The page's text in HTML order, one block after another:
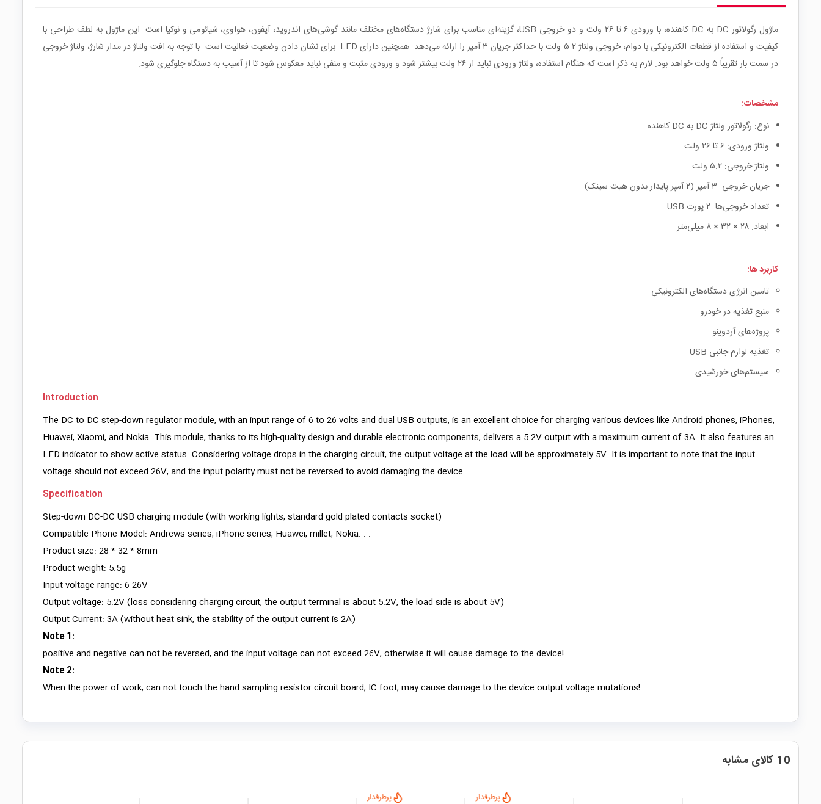
ماژول رگولاتور DC به DC کاهنده، با ورودی ۶ تا ۲۶ ولت و دو خروجی USB، گزینه‌ای مناسب برای شارژ دستگاه‌های مختلف مانند گوشی‌های اندروید، آیفون، هواوی، شیائومی و نوکیا است. این ماژول به لطف طراحی با
کیفیت و استفاده از قطعات الکترونیکی با دوام، خروجی ولتاژ ۵.۲ ولت با حداکثر جریان ۳ آمپر را ارائه می‌دهد. همچنین دارای LED برای نشان دادن وضعیت فعالیت است. با توجه به افت ولتاژ در مدار شارژ، ولتاژ خروجی
در سمت بار تقریباً ۵ ولت خواهد بود. لازم به ذکر است که هنگام استفاده، ولتاژ ورودی نباید از ۲۶ ولت بیشتر شود و ورودی مثبت و منفی نباید معکوس شود تا از آسیب به دستگاه جلوگیری شود.
مشخصات:
نوع: رگولاتور ولتاژ DC به DC کاهنده
ولتاژ ورودی: ۶ تا ۲۶ ولت
ولتاژ خروجی: ۵.۲ ولت
جریان خروجی: ۳ آمپر (۲ آمپر پایدار بدون هیت سینک)
تعداد خروجی‌ها: ۲ پورت USB
ابعاد: ۲۸ × ۳۲ × ۸ میلی‌متر
کاربرد ها:
تامین انرژی دستگاه‌های الکترونیکی
منبع تغذیه در خودرو
پروژه‌های آردوینو
تغذیه لوازم جانبی USB
سیستم‌های خورشیدی
Introduction
The DC to DC step-down regulator module, with an input range of 6 to 26 volts and dual USB outputs, is an excellent choice for charging various devices like Android phones, iPhones,
Huawei, Xiaomi, and Nokia. This module, thanks to its high-quality design and durable electronic components, delivers a 5.2V output with a maximum current of 3A. It also features an
LED indicator to show active status. Considering voltage drops in the charging circuit, the output voltage at the load will be approximately 5V. It is important to note that the input
voltage should not exceed 26V, and the input polarity must not be reversed to avoid damaging the device.
Specification
Step-down DC-DC USB charging module (with working lights, standard gold plated contacts socket)
Compatible Phone Model: Andrews series, iPhone series, Huawei, millet, Nokia. . .
Product size: 28 * 32 * 8mm
Product weight: 5.5g
Input voltage range: 6-26V
Output voltage: 5.2V (loss considering charging circuit, the output terminal is about 5.2V, the load side is about 5V)
Output Current: 3A (without heat sink, the stability of the output current is 2A)
Note 1:
positive and negative can not be reversed, and the input voltage can not exceed 26V, otherwise it will cause damage to the device!
Note 2:
When the power of work, can not touch the hand sampling resistor circuit board, IC foot, may cause damage to the device output voltage mutations!
10 کالای مشابه
پرطرفدار پرطرفدار